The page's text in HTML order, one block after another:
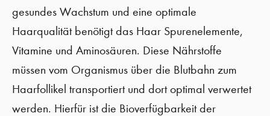
gesundes Wachstum und eine optimale
Haarqualität benötigt das Haar Spurenelemente,
Vitamine und Aminosäuren. Diese Nährstoffe
müssen vom Organismus über die Blutbahn zum
Haarfollikel transportiert und dort optimal verwertet
werden. Hierfür ist die Bioverfügbarkeit der